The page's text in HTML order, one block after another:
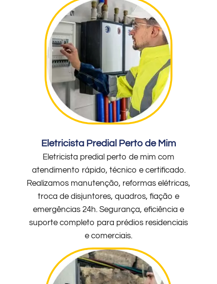
Eletricista Predial Perto de Mim
Eletricista predial perto de mim com
atendimento rápido, técnico e certificado.
Realizamos manutenção, reformas elétricas,
troca de disjuntores, quadros, fiação e
emergências 24h. Segurança, eficiência e
suporte completo para prédios residenciais
e comerciais.